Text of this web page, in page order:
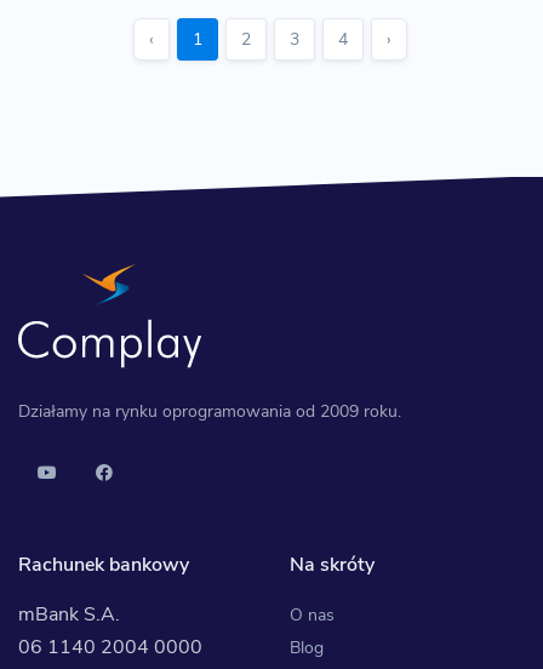
‹ 1 2 3 4 ›
Działamy na rynku oprogramowania od 2009 roku.
Rachunek bankowy
mBank S.A.
06 1140 2004 0000
Na skróty
O nas
Blog